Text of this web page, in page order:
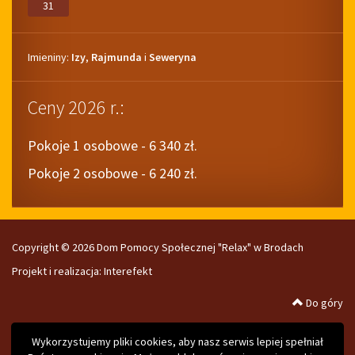
Wykorzystujemy pliki cookies, aby nasz serwis lepiej spełniał
31
Imieniny
Imieniny: Izy, Rajmunda i Seweryna
Ceny 2026 r.:
Pokoje 1 osobowe - 6 340 zł.
Pokoje 2 osobowe - 6 240 zł.
Copyright © 2026 Dom Pomocy Społecznej "Relax" w Brodach
Projekt i realizacja: Interefekt
Do góry